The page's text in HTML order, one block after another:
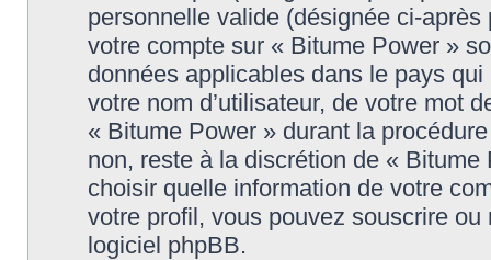
personnelle valide (désignée ci-
votre compte sur « Bitume Power »
données applicables dans le pays
votre nom d’utilisateur, de votre mot
« Bitume Power » durant la
non, reste à la discrétion de «
choisir quelle information de votre
votre profil, vous pouvez souscrire ou
logiciel phpBB.